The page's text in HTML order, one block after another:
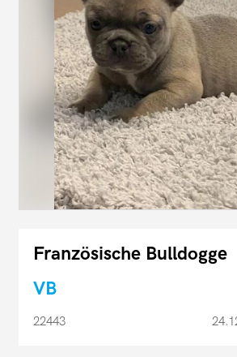
Französische Bulldogge
VB
22443